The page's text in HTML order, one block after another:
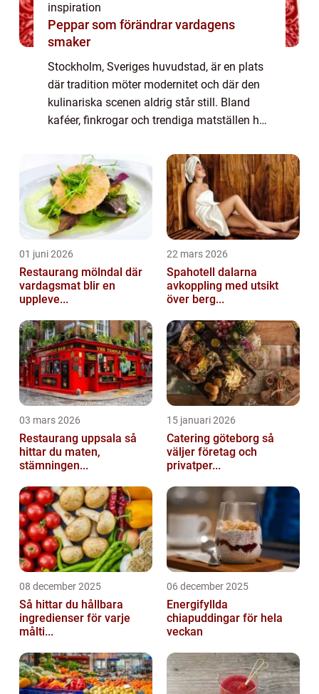
inspiration
Peppar som förändrar vardagens
smaker
Stockholm, Sveriges huvudstad, är en plats
där tradition möter modernitet och där den
kulinariska scenen aldrig står still. Bland
kaféer, finkrogar och trendiga matställen har
01 juni 2026
Restaurang mölndal där
vardagsmat blir en
uppleve...
22 mars 2026
Spahotell dalarna
avkoppling med utsikt
över berg...
03 mars 2026
Restaurang uppsala så
hittar du maten,
stämningen...
15 januari 2026
Catering göteborg så
väljer företag och
privatper...
08 december 2025
Så hittar du hållbara
ingredienser för varje
målti...
06 december 2025
Energifyllda
chiapuddingar för hela
veckan